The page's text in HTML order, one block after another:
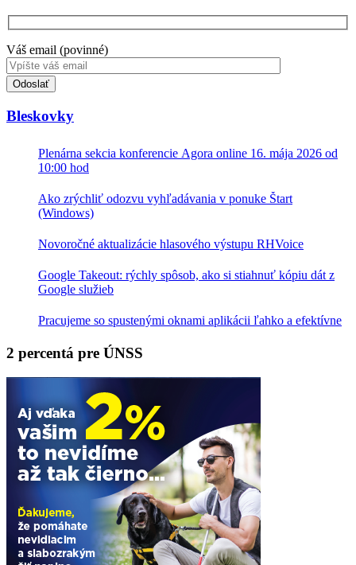
Váš email (povinné)
Toto
pole
nevyplňujte.
Bleskovky
Plenárna sekcia konferencie Agora online 16. mája 2026 od
10:00 hod
Ako zrýchliť odozvu vyhľadávania v ponuke Štart
(Windows)
Novoročné aktualizácie hlasového výstupu RHVoice
Google Takeout: rýchly spôsob, ako si stiahnuť kópiu dát z
Google služieb
Pracujeme so spustenými oknami aplikácii ľahko a efektívne
2 percentá pre ÚNSS